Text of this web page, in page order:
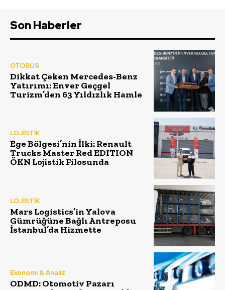
Son Haberler
OTOBÜS
Dikkat Çeken Mercedes-Benz
Yatırımı: Enver Geçgel
Turizm’den 63 Yıldızlık Hamle
LOJİSTİK
Ege Bölgesi’nin İlki: Renault
Trucks Master Red EDITION
ÖKN Lojistik Filosunda
LOJİSTİK
Mars Logistics’in Yalova
Gümrüğüne Bağlı Antreposu
İstanbul’da Hizmette
Ekonomi & Analiz
ODMD: Otomotiv Pazarı